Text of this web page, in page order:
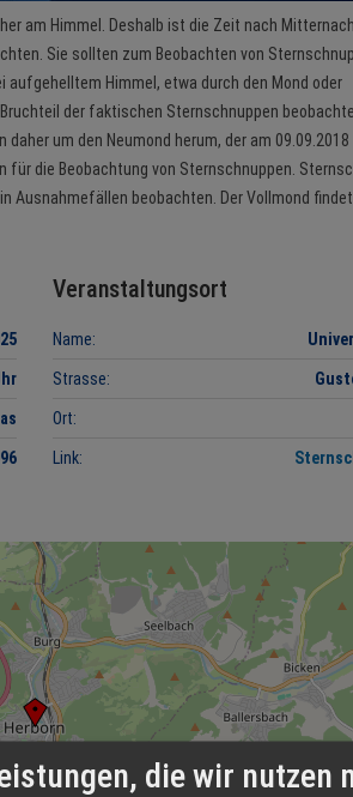
am Himmel. Deshalb ist die Zeit nach
Sie sollten zum Beobachten von
Himmel, etwa durch den Mond oder
der faktischen Sternschnuppen
um den Neumond herum, der am
die Beobachtung von Sternschnuppen.
Ausnahmefällen beobachten. Der Vollmond
Veranstaltungsort
Name:
Strasse:
Ort:
Link:
die wir nutzen